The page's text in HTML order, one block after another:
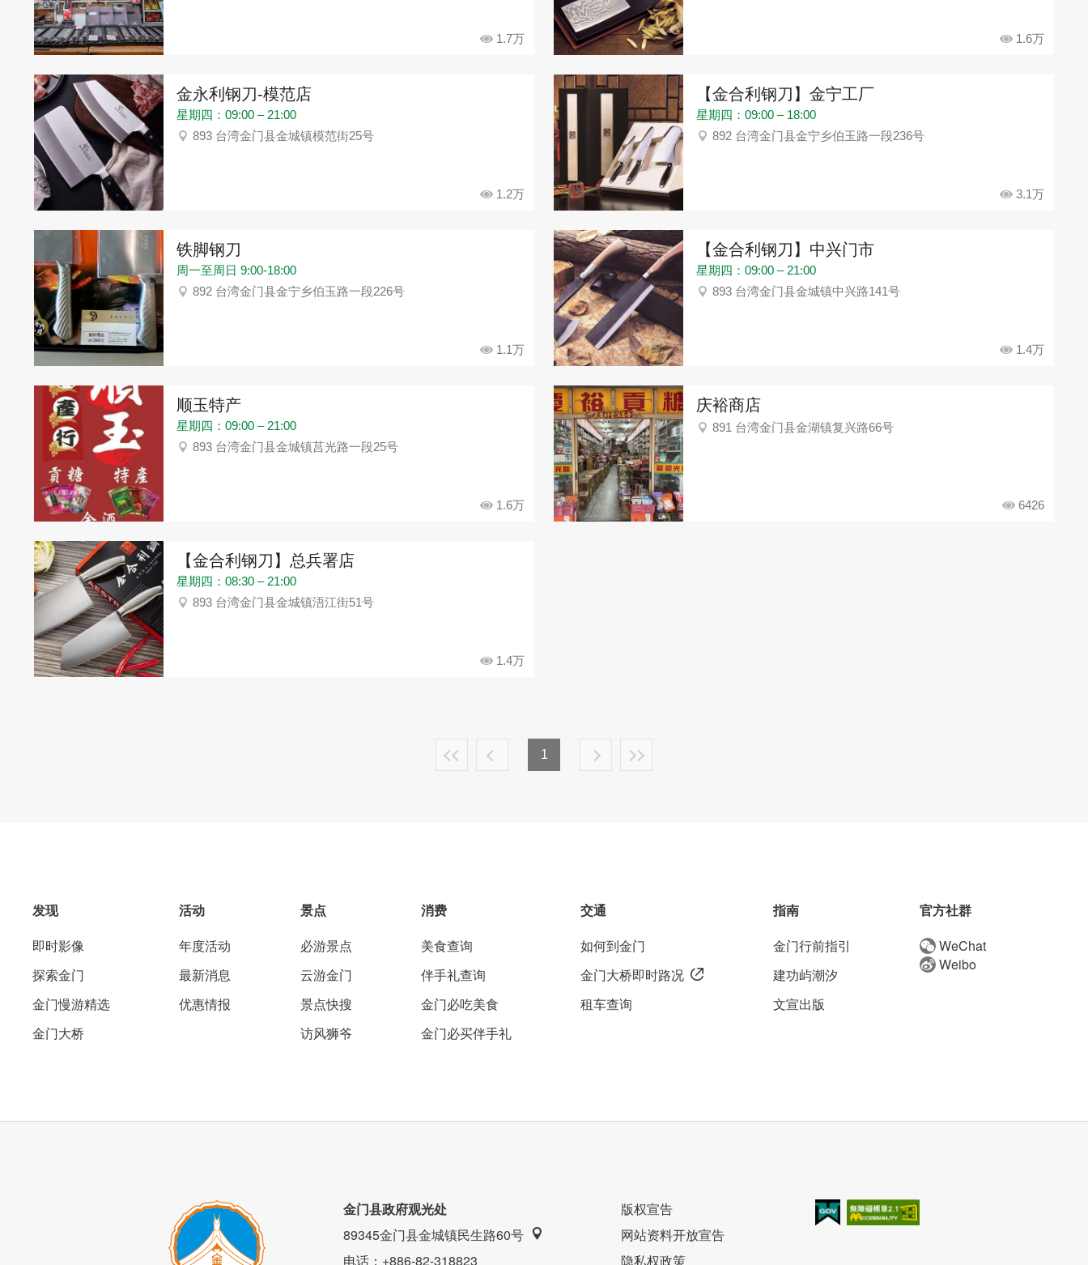
1.7万 1.6万
金永利钢刀-模范店
星期四：09:00 – 21:00
893 台湾金门县金城镇模范街25号
1.2万
【金合利钢刀】金宁工厂
星期四：09:00 – 18:00
892 台湾金门县金宁乡伯玉路一段236号
3.1万
铁脚钢刀
周一至周日 9:00-18:00
892 台湾金门县金宁乡伯玉路一段226号
1.1万
【金合利钢刀】中兴门市
星期四：09:00 – 21:00
893 台湾金门县金城镇中兴路141号
1.4万
顺玉特产
星期四：09:00 – 21:00
893 台湾金门县金城镇莒光路一段25号
1.6万
庆裕商店
891 台湾金门县金湖镇复兴路66号
6426
【金合利钢刀】总兵署店
星期四：08:30 – 21:00
893 台湾金门县金城镇浯江街51号
1.4万
1
发现
即时影像
探索金门
金门慢游精选
金门大桥
活动
年度活动
最新消息
优惠情报
景点
必游景点
云游金门
景点快搜
访风狮爷
消费
美食查询
伴手礼查询
金门必吃美食
金门必买伴手礼
交通
如何到金门
金门大桥即时路况
租车查询
指南
金门行前指引
建功屿潮汐
文宣出版
官方社群
WeChat
Weibo
金门县政府观光处
89345金门县金城镇民生路60号
电话：+886-82-318823
版权宣告
网站资料开放宣告
隐私权政策